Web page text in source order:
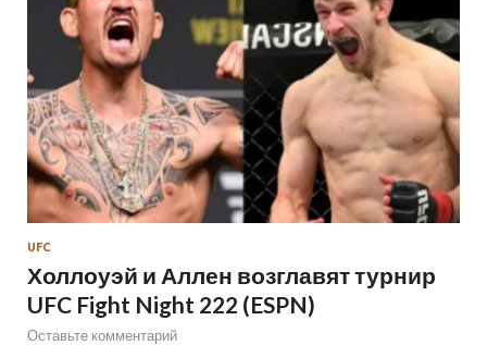
UFC
Холлоуэй и Аллен возглавят турнир
UFC Fight Night 222 (ESPN)
Оставьте комментарий